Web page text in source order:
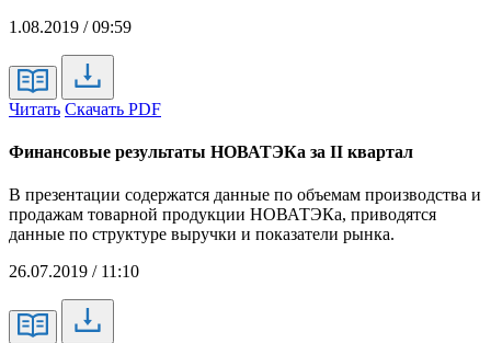
1.08.2019 / 09:59
Читать Скачать PDF
Финансовые результаты НОВАТЭКа за II квартал
В презентации содержатся данные по объемам производства и
продажам товарной продукции НОВАТЭКа, приводятся
данные по структуре выручки и показатели рынка.
26.07.2019 / 11:10